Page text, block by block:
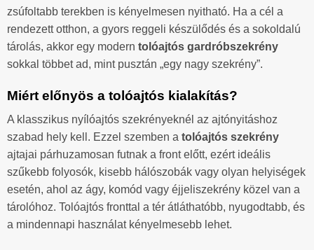
zsúfoltabb terekben is kényelmesen nyitható. Ha a cél a
rendezett otthon, a gyors reggeli készülődés és a sokoldalú
tárolás, akkor egy modern tolóajtós gardróbszekrény
sokkal többet ad, mint pusztán „egy nagy szekrény”.
Miért előnyös a tolóajtós kialakítás?
A klasszikus nyílóajtós szekrényeknél az ajtónyitáshoz
szabad hely kell. Ezzel szemben a tolóajtós szekrény
ajtajai párhuzamosan futnak a front előtt, ezért ideális
szűkebb folyosók, kisebb hálószobák vagy olyan helyiségek
esetén, ahol az ágy, komód vagy éjjeliszekrény közel van a
tárolóhoz. Tolóajtós fronttal a tér átláthatóbb, nyugodtabb, és
a mindennapi használat kényelmesebb lehet.